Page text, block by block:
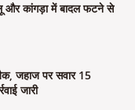
और कांगड़ा में बादल फटने से
जहाज पर सवार 15
जारी